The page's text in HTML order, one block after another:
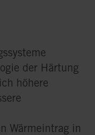
der Härtung
höhere
Wärmeintrag in